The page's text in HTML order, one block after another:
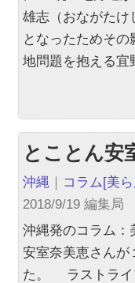
雄志（おながたけ
となったためそ
地問題を抱える
とことん安
沖縄 ｜ コラム[美
2018/9/19 編集局
沖縄発のコラム
安室奈美恵さんが
た。 ラストライ